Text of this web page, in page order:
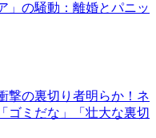
」の騒動：離婚とパニッ
撃の裏切り者明らか！ネ
ゴミだな」「壮大な裏切